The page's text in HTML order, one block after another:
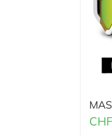
CHF